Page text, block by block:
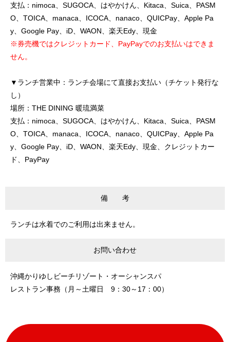
支払：nimoca、SUGOCA、はやかけん、Kitaca、Suica、PASM
O、TOICA、manaca、ICOCA、nanaco、QUICPay、Apple Pa
y、Google Pay、iD、WAON、楽天Edy、現金
※券売機ではクレジットカード、PayPayでのお支払いはできま
せん。
▼ランチ営業中：ランチ会場にて直接お支払い（チケット発行な
し）
場所：THE DINING 暖琉満菜
支払：nimoca、SUGOCA、はやかけん、Kitaca、Suica、PASM
O、TOICA、manaca、ICOCA、nanaco、QUICPay、Apple Pa
y、Google Pay、iD、WAON、楽天Edy、現金、クレジットカー
ド、PayPay
備 考
ランチは水着でのご利用は出来ません。
お問い合わせ
沖縄かりゆしビーチリゾート・オーシャンスパ
レストラン事務（月～土曜日 9：30～17：00）